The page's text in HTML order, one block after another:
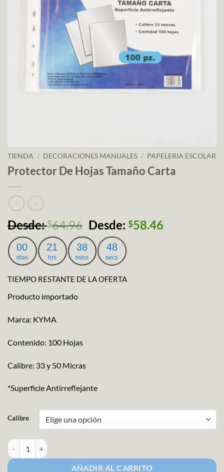
TIENDA / DECORACIONES MANUALES / PAPELERIA ESCOLAR
Protector De Hojas Tamaño Carta
Desde:$64.96 Desde:$58.46
00
dias
21
hrs
38
mins
47
secs
TIEMPO RESTANTE DE LA OFERTA
Producto importado
Marca: KYMA
Contenido: 100 Hojas
Calibre: 33 y 50 Micras
*Superficie Antirreflejante
Calibre
Protector De Hojas Tamaño Carta cantidad
AÑADIR AL CARRITO